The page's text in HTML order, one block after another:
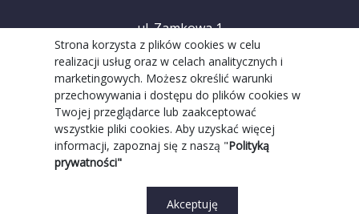
Strona korzysta z plików cookies w celu
realizacji usług oraz w celach analitycznych i
marketingowych. Możesz określić warunki
przechowywania i dostępu do plików cookies w
Twojej przeglądarce lub zaakceptować
wszystkie pliki cookies. Aby uzyskać więcej
informacji, zapoznaj się z naszą "Polityką
prywatności"
Akceptuję
ul. Zamkowa 1
37-100 Łańcut
tel. +48 (17) 225 20 08